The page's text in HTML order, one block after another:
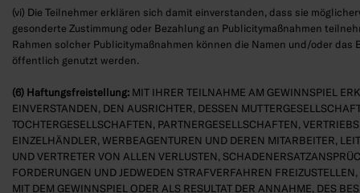
(vi) Die Teilnehmer erklären sich damit einverstanden, dass sie
gesonderte Zustimmung oder Bezahlung an Publicitymaßnahmen
Rahmen solcher Publicitymaßnahmen können die Namen und/oder das
öffentlich genutzt werden.
(6) Haftungsfreistellung: MIT IHRER TEILNAHME AM GEWINNSPIEL
EINVERSTANDEN, DEN AUSRICHTER, DESSEN
TOCHTERGESELLSCHAFTEN, PARTNERGESELLSCHAFTEN,
EINZELHÄNDLER, WERBEAGENTUREN UND DEREN MITARBEITER,
UND VERTRETER VON ALLEN VERLUSTEN,
FORDERUNGEN UND JEDWEDEN STRAFVERFAHREN
MIT DEM GEWINNSPIEL ODER ALS RESULTAT DER ANNAHME, DES